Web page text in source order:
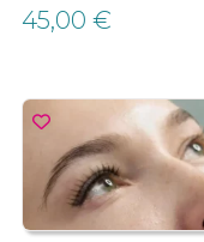
Noté
5.00
45,00 €